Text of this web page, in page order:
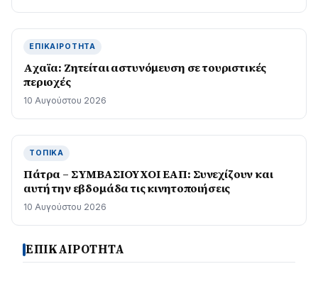
ΕΠΙΚΑΙΡΌΤΗΤΑ
Aχαϊα: Ζητείται αστυνόμευση σε τουριστικές
περιοχές
10 Αυγούστου 2026
ΤΟΠΙΚΆ
Πάτρα – ΣΥΜΒΑΣΙΟΥΧΟΙ ΕΑΠ: Συνεχίζουν και
αυτή την εβδομάδα τις κινητοποιήσεις
10 Αυγούστου 2026
ΕΠΙΚΑΙΡΟΤΗΤΑ